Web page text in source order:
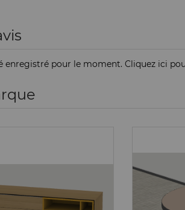
enregistré pour le moment. Cliquez ici